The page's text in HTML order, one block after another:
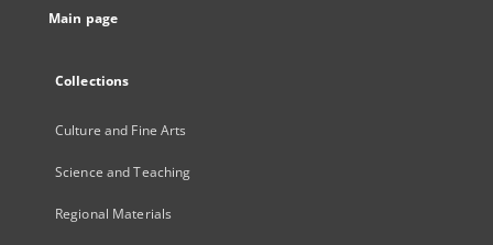
Main page
Collections
Culture and Fine Arts
Science and Teaching
Regional Materials